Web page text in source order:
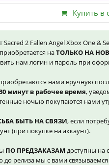
Купить в
Sacred 2 Fallen Angel Xbox One &
наТОЛЬКО НА
нам логин и пароль при
нами вручную
минут в рабочее время,
ночью покупаются нами
БЫТЬ НА СВЯЗИ, если
(при покупке на аккаунт).
ПО ПРЕДЗАКАЗАМ доступны на
до релиза мы с вами